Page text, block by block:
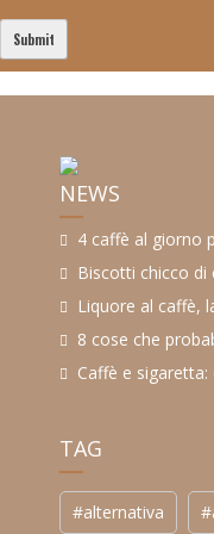
NEWS
4 caffè al giorno
Biscotti chicco di
Liquore al caffè,
8 cose che
Caffè e sigaretta:
TAG
#alternativa